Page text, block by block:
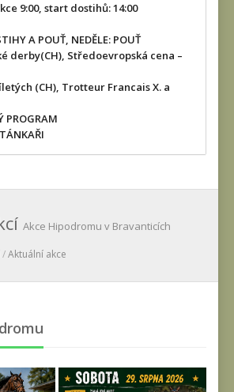
9:00, start dostihů: 14:00
A POUŤ, NEDĚLE: POUŤ
derby(CH), Středoevropská cena –
(CH), Trotteur Francais X. a
PROGRAM
Akce Hipodromu v Bravanticích
/Aktuální akce